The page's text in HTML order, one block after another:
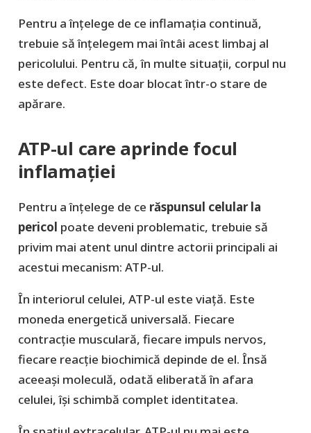
Pentru a înțelege de ce inflamația continuă,
trebuie să înțelegem mai întâi acest limbaj al
pericolului. Pentru că, în multe situații, corpul nu
este defect. Este doar blocat într-o stare de
apărare.
ATP-ul care aprinde focul
inflamației
Pentru a înțelege de ce răspunsul celular la
pericol poate deveni problematic, trebuie să
privim mai atent unul dintre actorii principali ai
acestui mecanism: ATP-ul.
În interiorul celulei, ATP-ul este viață. Este
moneda energetică universală. Fiecare
contracție musculară, fiecare impuls nervos,
fiecare reacție biochimică depinde de el. Însă
aceeași moleculă, odată eliberată în afara
celulei, își schimbă complet identitatea.